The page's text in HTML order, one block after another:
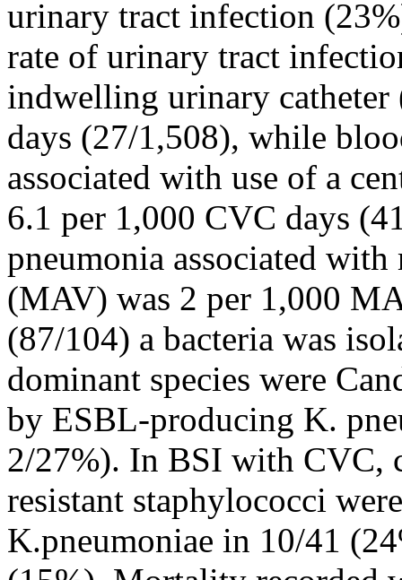
urinary tract infection
rate of urinary tract
indwelling urinary
days (27/1,508), while
associated with use of a
6.1 per 1,000 CVC days
pneumonia associated
(MAV) was 2 per 1,000
(87/104) a bacteria was
dominant species were
by ESBL-producing K.
2/27%). In BSI with CVC,
resistant staphylococci
K.pneumoniae in 10/41